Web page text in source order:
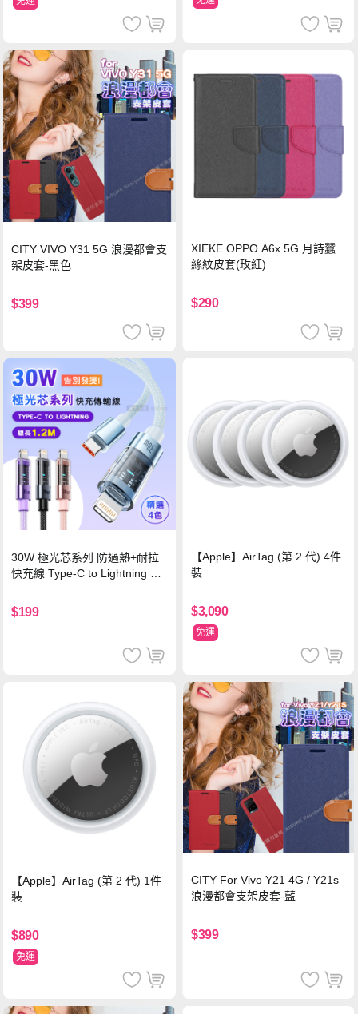
CITY VIVO Y31 5G 浪漫都會支
架皮套-黑色
$399
XIEKE OPPO A6x 5G 月詩蠶
絲紋皮套(玫紅)
$290
30W 極光芯系列 防過熱+耐拉
快充線 Type-C to Lightning 傳
$199
【Apple】AirTag (第 2 代) 4件
裝
$3,090
免運
【Apple】AirTag (第 2 代) 1件
裝
$890
免運
CITY For Vivo Y21 4G / Y21s
浪漫都會支架皮套-藍
$399